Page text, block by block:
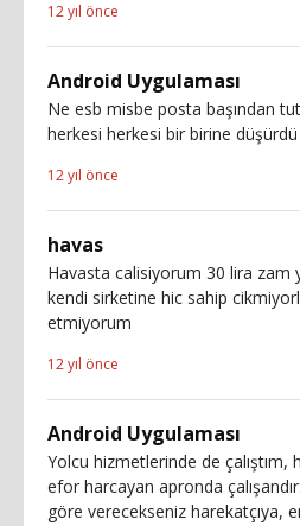
12 yıl önce
Android Uygulaması
Ne esb misbe posta başından
herkesi herkesi bir birine düşürdü
12 yıl önce
havas
Havasta calisiyorum 30 lira zam
kendi sirketine hic sahip
etmiyorum
12 yıl önce
Android Uygulaması
Yolcu hizmetlerinde de çalıştım,
efor harcayan apronda
göre verecekseniz harekatçıya,